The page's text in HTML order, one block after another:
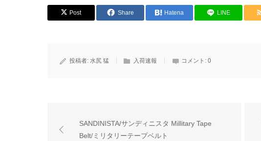
Post Share Hatena LINE
投稿者: 水尻 猛 入荷速報 コメント: 0
SANDINISTA/サンディニスタ Millitary Tape
Belt/ミリタリーテープベルト